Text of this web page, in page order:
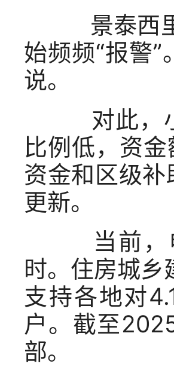
景泰西里
始频频“报警”
说。
对此，小
比例低，资
资金和区级
更新。
当前，电
时。住房城
支持各地对
户。截至
部。